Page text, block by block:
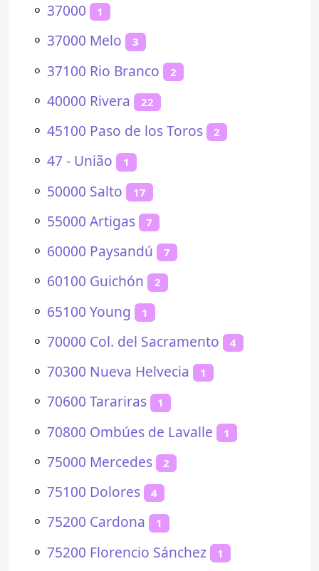
⚬ 37000 1
⚬ 37000 Melo 3
⚬ 37100 Rio Branco 2
⚬ 40000 Rivera 22
⚬ 45100 Paso de los Toros 2
⚬ 47 - União 1
⚬ 50000 Salto 17
⚬ 55000 Artigas 7
⚬ 60000 Paysandú 7
⚬ 60100 Guichón 2
⚬ 65100 Young 1
⚬ 70000 Col. del Sacramento 4
⚬ 70300 Nueva Helvecia 1
⚬ 70600 Tarariras 1
⚬ 70800 Ombúes de Lavalle 1
⚬ 75000 Mercedes 2
⚬ 75100 Dolores 4
⚬ 75200 Cardona 1
⚬ 75200 Florencio Sánchez 1